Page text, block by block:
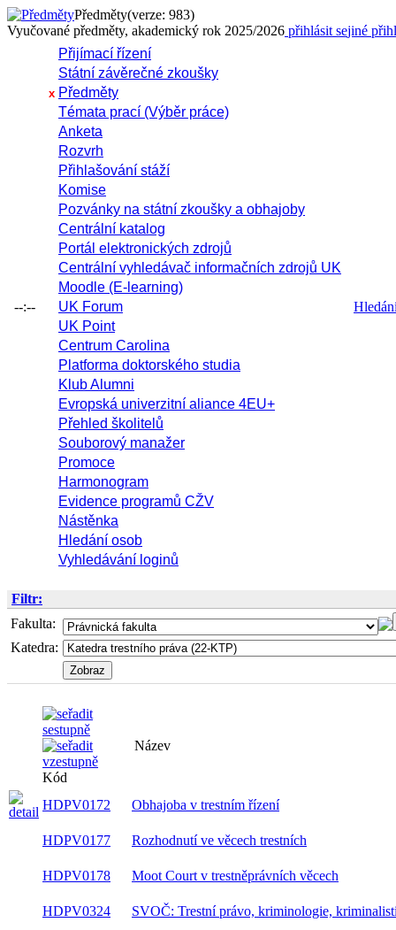
Předměty(verze: 983)
Vyučované předměty, akademický rok 2025/2026 přihlásit sejiné
--:--
Přijímací řízení
Státní závěrečné zkoušky
x Předměty
Témata prací (Výběr práce)
Anketa
Rozvrh
Přihlašování stáží
Komise
Pozvánky na státní zkoušky a obhajoby
Centrální katalog
Portál elektronických zdrojů
Centrální vyhledávač informačních zdrojů UK
Moodle (E-learning)
UK Forum
UK Point
Centrum Carolina
Platforma doktorského studia
Klub Alumni
Evropská univerzitní aliance 4EU+
Přehled školitelů
Souborový manažer
Promoce
Harmonogram
Evidence programů CŽV
Nástěnka
Hledání osob
Vyhledávání loginů
Filtr:
Fakulta:
Katedra:
Kód
Název
HDPV0172 Obhajoba v trestním řízení
HDPV0177 Rozhodnutí ve věcech trestních
HDPV0178 Moot Court v trestněprávních věcech
HDPV0324 SVOČ: Trestní právo, kriminologie,